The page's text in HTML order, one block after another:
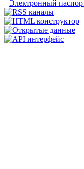
Электронный